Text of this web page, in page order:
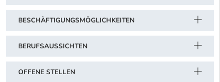
BESCHÄFTIGUNGSMÖGLICHKEITEN
BERUFSAUSSICHTEN
OFFENE STELLEN